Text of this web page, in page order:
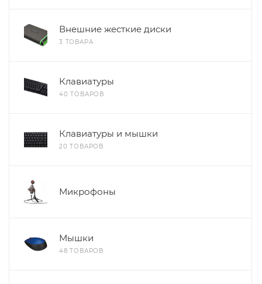
Внешние жесткие диски
3 ТОВАРА
Клавиатуры
40 ТОВАРОВ
Клавиатуры и мышки
20 ТОВАРОВ
Микрофоны
Мышки
48 ТОВАРОВ